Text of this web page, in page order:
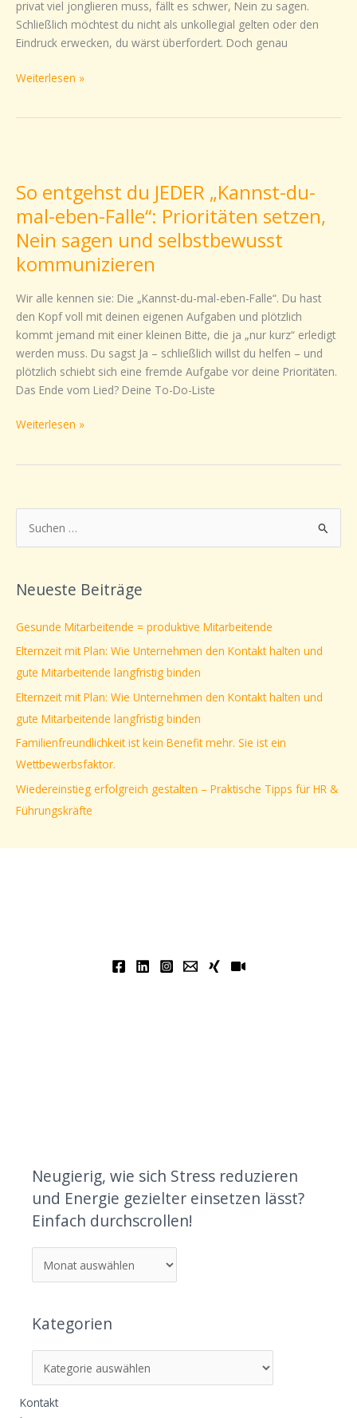
privat viel jonglieren muss, fällt es schwer, Nein zu sagen.
Schließlich möchtest du nicht als unkollegial gelten oder den
Eindruck erwecken, du wärst überfordert. Doch genau
wirken
Weiterlesen »
So entgehst du JEDER „Kannst-du-
mal-eben-Falle“: Prioritäten setzen,
Nein sagen und selbstbewusst
kommunizieren
Wir alle kennen sie: Die „Kannst-du-mal-eben-Falle“. Du hast
den Kopf voll mit deinen eigenen Aufgaben und plötzlich
kommt jemand mit einer kleinen Bitte, die ja „nur kurz“ erledigt
werden muss. Du sagst Ja – schließlich willst du helfen – und
plötzlich schiebt sich eine fremde Aufgabe vor deine Prioritäten.
Das Ende vom Lied? Deine To-Do-Liste
du
„Kannst-
du-
mal-
Falle“:
Prioritäten
setzen,
Nein
sagen
und
kommunizieren
Weiterlesen »
u
h
n
a
c
h
:
Neueste Beiträge
Gesunde Mitarbeitende = produktive Mitarbeitende
Elternzeit mit Plan: Wie Unternehmen den Kontakt halten und
gute Mitarbeitende langfristig binden
Elternzeit mit Plan: Wie Unternehmen den Kontakt halten und
gute Mitarbeitende langfristig binden
Familienfreundlichkeit ist kein Benefit mehr. Sie ist ein
Wettbewerbsfaktor.
Wiedereinstieg erfolgreich gestalten – Praktische Tipps für HR &
Führungskräfte
Neugierig, wie sich Stress reduzieren
und Energie gezielter einsetzen lässt?
Einfach durchscrollen!
Kategorien
Kontakt